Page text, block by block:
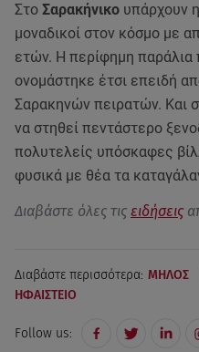
Στο Σαρακήνικο υπάρχουν
μοναδικοί στον κόσμο με
ετών. Η περίφημη παράλια
ονομάστηκε έτσι επειδή
Σαρακηνών πειρατών. Και
να στηθεί πεντάστερο
πολυτελείς υπόσκαφες
φυσικά με θέα τα
Διαβάστε όλες τις ειδήσεις
Διαβάστε περισσότερα: ΜΗΛΟΣ
ΗΦΑΙΣΤΕΙΟ
Follow us: